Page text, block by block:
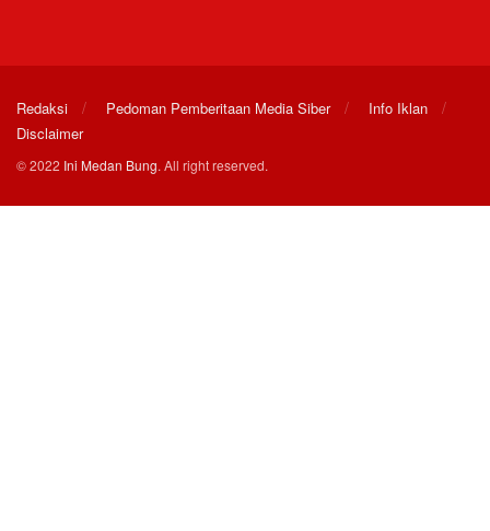
Redaksi Pedoman Pemberitaan Media Siber
Info Iklan
Disclaimer
© 2022 Ini Medan Bung. All right reserved.